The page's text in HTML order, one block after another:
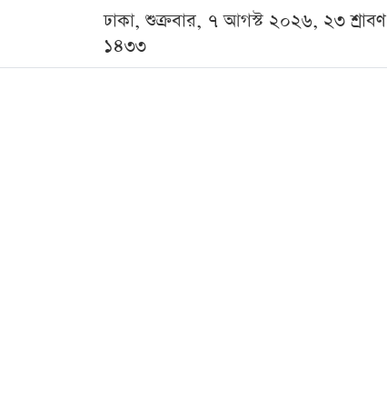
ঢাকা, শুক্রবার, ৭ আগস্ট ২০২৬, ২৩ শ্রাবণ
১৪৩৩